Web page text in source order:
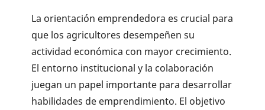
La orientación emprendedora es crucial para
que los agricultores desempeñen su
actividad económica con mayor crecimiento.
El entorno institucional y la colaboración
juegan un papel importante para desarrollar
habilidades de emprendimiento. El objetivo